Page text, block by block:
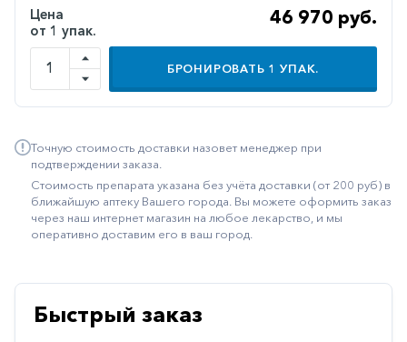
Диабетические
Желудочно-
кишечные
Иммунодепрессанты
Климактерические
Метаболизм
Минеральный
обмен
Неврологические
Цена
от 1 упак.
46 970 руб.
БРОНИРОВАТЬ 1 УПАК.
Точную стоимость доставки назовет менеджер при
подтверждении заказа.
Стоимость препарата указана без учёта доставки (от 200 руб) в
ближайшую аптеку Вашего города. Вы можете оформить заказ
через наш интернет магазин на любое лекарство, и мы
оперативно доставим его в ваш город.
Быстрый заказ